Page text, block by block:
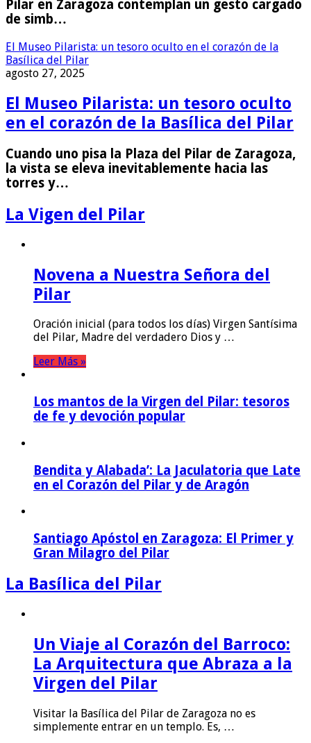
Pilar en Zaragoza contemplan un gesto cargado
de simb…
El Museo Pilarista: un tesoro oculto en el corazón de la
Basílica del Pilar
agosto 27, 2025
El Museo Pilarista: un tesoro oculto
en el corazón de la Basílica del Pilar
Cuando uno pisa la Plaza del Pilar de Zaragoza,
la vista se eleva inevitablemente hacia las
torres y…
La Vigen del Pilar
Novena a Nuestra Señora del
Pilar
Oración inicial (para todos los días) Virgen Santísima
del Pilar, Madre del verdadero Dios y …
Leer Más »
Los mantos de la Virgen del Pilar: tesoros
de fe y devoción popular
Bendita y Alabada’: La Jaculatoria que Late
en el Corazón del Pilar y de Aragón
Santiago Apóstol en Zaragoza: El Primer y
Gran Milagro del Pilar
La Basílica del Pilar
Un Viaje al Corazón del Barroco:
La Arquitectura que Abraza a la
Virgen del Pilar
Visitar la Basílica del Pilar de Zaragoza no es
simplemente entrar en un templo. Es, …